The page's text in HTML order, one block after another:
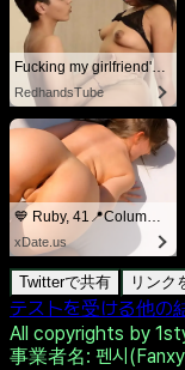
Age23~26歳
Switch
スイッチの傾向を持
性の両方を兼ね備え
役割を切り替えるこ
難しく、両方を経験
Fucking my girlfriend's hot mommy by mistake
RedhandsTube